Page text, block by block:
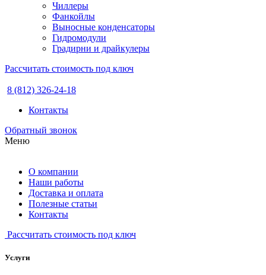
Чиллеры
Фанкойлы
Выносные конденсаторы
Гидромодули
Градирни и драйкулеры
Рассчитать стоимость под ключ
8 (812) 326-24-18
Контакты
Обратный звонок
Меню
О компании
Наши работы
Доставка и оплата
Полезные статьи
Контакты
Рассчитать стоимость под ключ
Услуги